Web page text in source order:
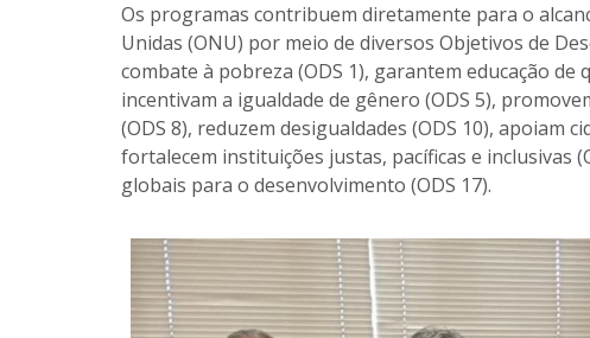
Os programas contribuem diretamente para o
Unidas (ONU) por meio de diversos Objetivos de
combate à pobreza (ODS 1), garantem educação de
incentivam a igualdade de gênero (ODS 5),
(ODS 8), reduzem desigualdades (ODS 10), apoiam
fortalecem instituições justas, pacíficas e inclusivas
globais para o desenvolvimento (ODS 17).